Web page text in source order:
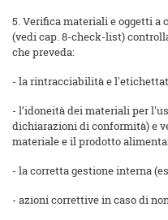
5. Verifica materiali e oggetti a
(vedi cap. 8-check-list)
che preveda:
- la rintracciabilità e
- l’idoneità dei materiali per
dichiarazioni di conformità) e
materiale e il prodotto
- la corretta gestione interna
- azioni correttive in caso di